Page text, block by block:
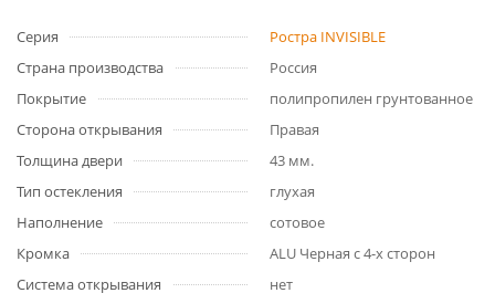
Серия
Ростра INVISIBLE
Страна производства
Россия
Покрытие
полипропилен грунтованное
Сторона открывания
Правая
Толщина двери
43 мм.
Тип остекления
глухая
Наполнение
сотовое
Кромка
ALU Черная с 4-х сторон
Система открывания
нет